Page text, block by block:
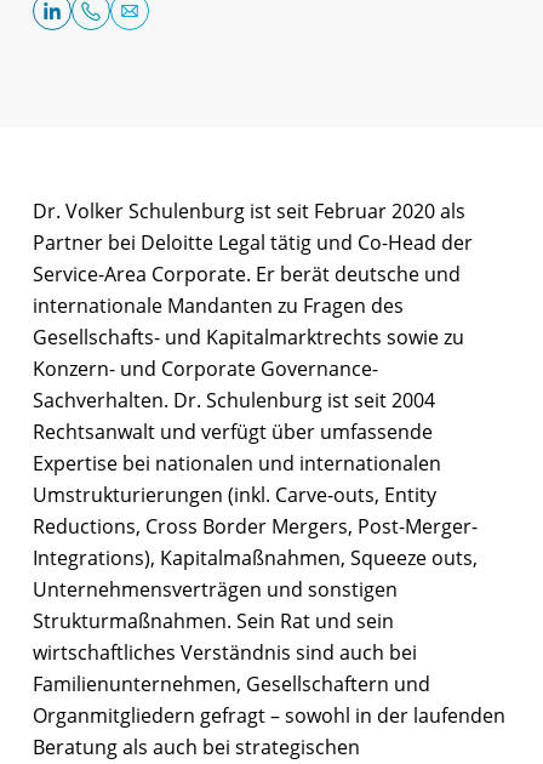
Dr. Volker Schulenburg ist seit Februar 2020 als
Partner bei Deloitte Legal tätig und Co-Head der
Service-Area Corporate. Er berät deutsche und
internationale Mandanten zu Fragen des
Gesellschafts- und Kapitalmarktrechts sowie zu
Konzern- und Corporate Governance-
Sachverhalten. Dr. Schulenburg ist seit 2004
Rechtsanwalt und verfügt über umfassende
Expertise bei nationalen und internationalen
Umstrukturierungen (inkl. Carve-outs, Entity
Reductions, Cross Border Mergers, Post-Merger-
Integrations), Kapitalmaßnahmen, Squeeze outs,
Unternehmensverträgen und sonstigen
Strukturmaßnahmen. Sein Rat und sein
wirtschaftliches Verständnis sind auch bei
Familienunternehmen, Gesellschaftern und
Organmitgliedern gefragt – sowohl in der laufenden
Beratung als auch bei strategischen